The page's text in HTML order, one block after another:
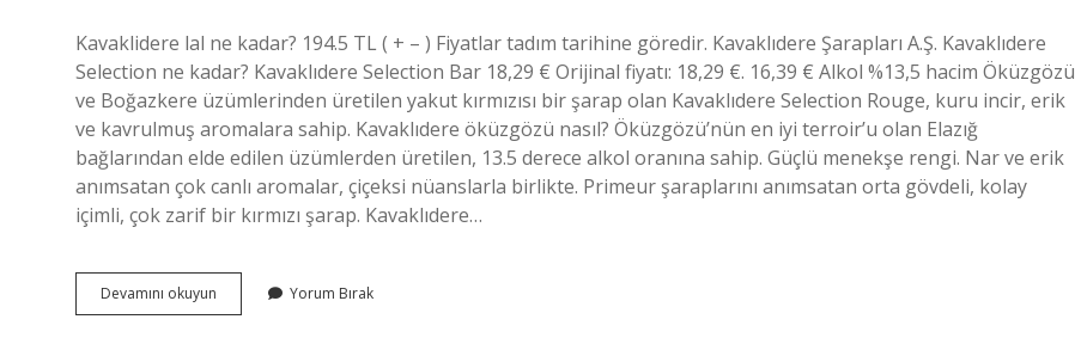
Kavaklidere lal ne kadar? 194.5 TL ( + – ) Fiyatlar tadım tarihine göredir. Kavaklıdere Şarapları A.Ş. Kavaklıdere
Selection ne kadar? Kavaklıdere Selection Bar 18,29 € Orijinal fiyatı: 18,29 €. 16,39 € Alkol %13,5 hacim Öküzgözü
ve Boğazkere üzümlerinden üretilen yakut kırmızısı bir şarap olan Kavaklıdere Selection Rouge, kuru incir, erik
ve kavrulmuş aromalara sahip. Kavaklıdere öküzgözü nasıl? Öküzgözü’nün en iyi terroir’u olan Elazığ
bağlarından elde edilen üzümlerden üretilen, 13.5 derece alkol oranına sahip. Güçlü menekşe rengi. Nar ve erik
anımsatan çok canlı aromalar, çiçeksi nüanslarla birlikte. Primeur şaraplarını anımsatan orta gövdeli, kolay
içimli, çok zarif bir kırmızı şarap. Kavaklıdere…
Devamını okuyun Kavaklıdere
Şarapları
Yorum Bırak